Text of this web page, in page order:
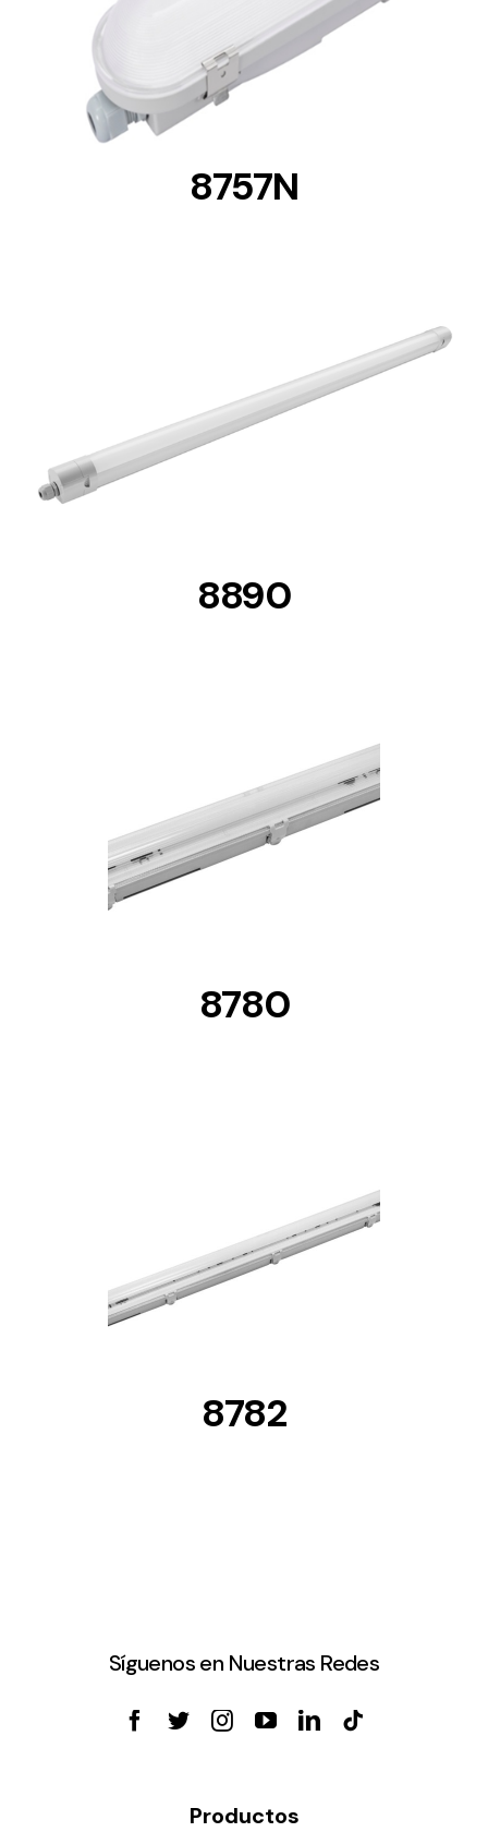
8757N
DETAILS
8890
DETAILS
8780
DETAILS
8782
Síguenos en Nuestras Redes
Productos